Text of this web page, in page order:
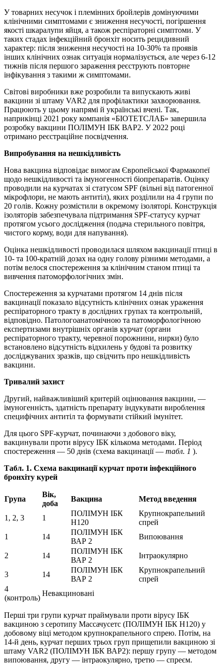
У товарних несучок і племінних бройлерів домінуючими
клінічними симптомами є зниження несучості, погіршення
якості шкаралупи яйця, а також респіраторні симптоми. У
таких стадах інфекційний бронхіт носить рецидивний
характер: після зниження несучості на 10-30% та проявів
інших клінічних ознак ситуація нормалізується, але через 6-12
тижнів після першого зараження реєструють повторне
інфікування з такими ж симптомами.
Світові виробники вже розробили та випускають живі
вакцини зі штаму VAR2 для профілактики захворювання.
Працюють у цьому напрямі й українські вчені. Так,
наприкінці 2021 року компанія «БІОТЕТСЛАБ» завершила
розробку вакцини ПОЛІМУН ІБК ВАР2. У 2022 році
отримано реєстраційне посвідчення.
Випробування на нешкідливість
Нова вакцина відповідає вимогам Європейської Фармакопеї
щодо нешкідливості та імуногенності біопрепаратів. Оцінку
проводили на курчатах зі статусом SPF (вільні від патогенної
мікрофлори, не мають антитіл), яких розділили на 4 групи по
20 голів. Кожну розмістили в окремому ізоляторі. Конструкція
ізоляторів забезпечувала підтримання SPF-статусу курчат
протягом усього дослідження (подача стерильного повітря,
чистого корму, води для напування).
Оцінка нешкідливості проводилася шляхом вакцинації птиці в
10- та 100-кратній дозах на одну голову різними методами, а
потім велося спостереження за клінічним станом птиці та
вивчення патоморфологічних змін.
Спостереження за курчатами протягом 14 днів після
вакцинації показало відсутність клінічних ознак ураження
респіраторного тракту в дослідних групах та контрольній,
відповідно. Патологоанатомічною та патоморфологічною
експертизами внутрішніх органів курчат (органи
респіраторного тракту, черевної порожнини, нирки) було
встановлено відсутність відхилень у будові та розвитку
досліджуваних зразків, що свідчить про нешкідливість
вакцини.
Тривалий захист
Другий, найважливіший критерій оцінювання вакцини, —
імуногенність, здатність препарату індукувати вироблення
специфічних антитіл та формувати стійкий імунітет.
Для цього SPF-курчат, починаючи з добового віку,
вакцинували проти вірусу ІБК кількома методами. Період
спостереження — 50 днів (схема вакцинації — табл. 1 ).
Табл. 1. Схема вакцинації курчат проти інфекційного
бронхіту курей
Група
Вік,
доба
Вакцина Метод введення
1, 2, 3 1
ПОЛІМУН ІБК
Н120
Крупнокрапельний
спрей
1
14
ПОЛІМУН ІБК
ВАР 2
Випоювання
2 14
ПОЛІМУН ІБК
ВАР 2
Інтраокулярно
3 14
ПОЛІМУН ІБК
ВАР 2
Крупнокрапельний
спрей
4
(контроль)
Невакциновані
Перші три групи курчат праймували проти вірусу ІБК
вакциною з серотипу Массачусетс (ПОЛІМУН ІБК Н120) у
добовому віці методом крупнокрапельного спрею. Потім, на
14-й день, курчат перших трьох груп прищепили вакциною зі
штаму VAR2 (ПОЛІМУН ІБК ВАР2): першу групу — методом
випоювання, другу — інтраокулярно, третю — спреєм.